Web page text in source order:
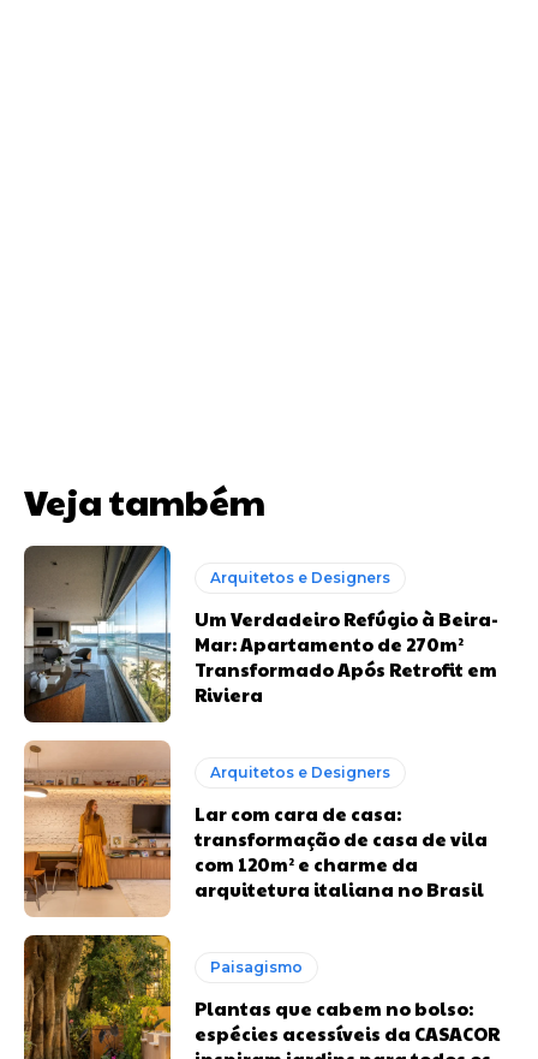
Veja também
Arquitetos e Designers
Um Verdadeiro Refúgio à Beira-
Mar: Apartamento de 270m²
Transformado Após Retrofit em
Riviera
Arquitetos e Designers
Lar com cara de casa:
transformação de casa de vila
com 120m² e charme da
arquitetura italiana no Brasil
Paisagismo
Plantas que cabem no bolso:
espécies acessíveis da CASACOR